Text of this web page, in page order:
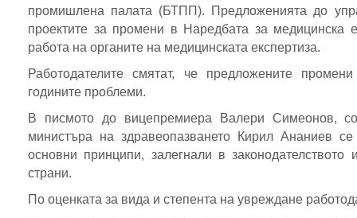
промишлена палата (БТПП). Предложенията до
проектите за промени в Наредбата за
работа на органите на медицинската експертиза.
Работодателите смятат, че предложените
годините проблеми.
В писмото до вицепремиера Валери Симеонов,
министъра на здравеопазването Кирил Ананиев
основни принципи, залегнали в законодателството
страни.
По оценката за вида и степента на увреждане